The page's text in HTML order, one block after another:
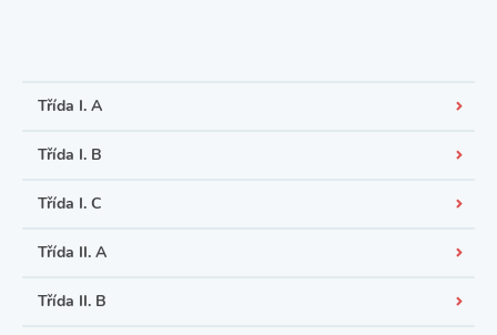
Třída I. A
Třída I. B
Třída I. C
Třída II. A
Třída II. B